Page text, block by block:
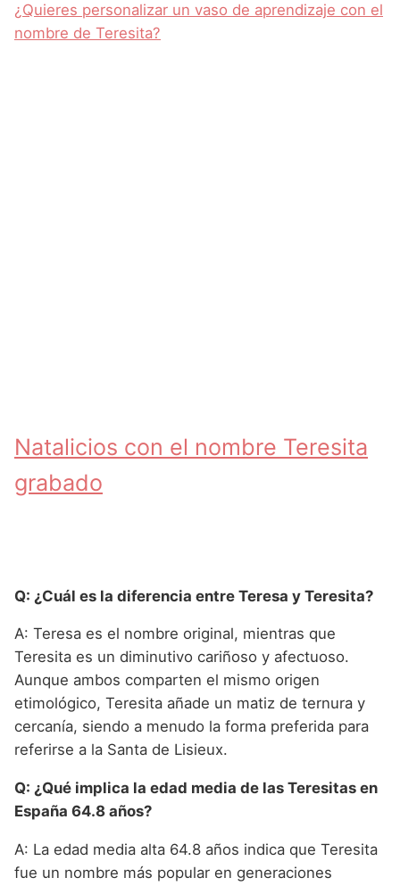
¿Quieres personalizar un vaso de aprendizaje con el
nombre de Teresita?
Natalicios con el nombre Teresita
grabado
Q: ¿Cuál es la diferencia entre Teresa y Teresita?
A: Teresa es el nombre original, mientras que
Teresita es un diminutivo cariñoso y afectuoso.
Aunque ambos comparten el mismo origen
etimológico, Teresita añade un matiz de ternura y
cercanía, siendo a menudo la forma preferida para
referirse a la Santa de Lisieux.
Q: ¿Qué implica la edad media de las Teresitas en
España 64.8 años?
A: La edad media alta 64.8 años indica que Teresita
fue un nombre más popular en generaciones